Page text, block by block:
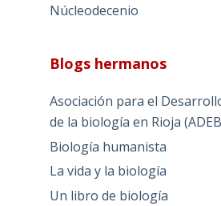
Núcleodecenio
Blogs hermanos
Asociación para el
de la biología en Rioja
Biología humanista
La vida y la biología
Un libro de biología